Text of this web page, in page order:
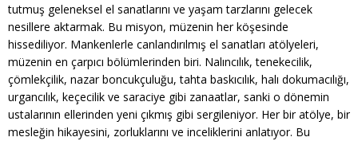
tutmuş geleneksel el sanatlarını ve yaşam tarzlarını gelecek
nesillere aktarmak. Bu misyon, müzenin her köşesinde
hissediliyor. Mankenlerle canlandırılmış el sanatları atölyeleri,
müzenin en çarpıcı bölümlerinden biri. Nalıncılık, tenekecilik,
çömlekçilik, nazar boncukçuluğu, tahta baskıcılık, halı dokumacılığı,
urgancılık, keçecilik ve saraciye gibi zanaatlar, sanki o dönemin
ustalarının ellerinden yeni çıkmış gibi sergileniyor. Her bir atölye, bir
mesleğin hikayesini, zorluklarını ve inceliklerini anlatıyor. Bu